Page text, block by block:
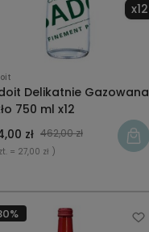
Delikatnie Gazowana
750 ml x12
x12
zł 462,00 zł
= 27,00 zł )